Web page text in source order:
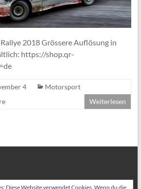
2018 Grössere Auflösung in
https://shop.qr-
4
Motorsport
Weiterlesen
Diese Website verwendet Cookies. Wenn du die